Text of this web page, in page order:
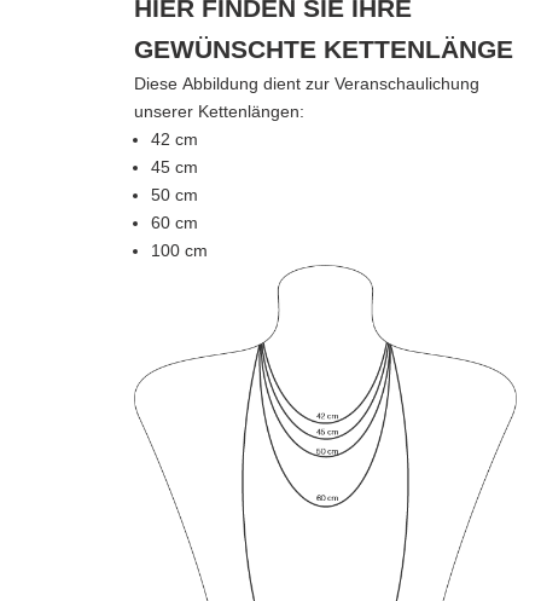
HIER FINDEN SIE IHRE
GEWÜNSCHTE KETTENLÄNGE
Diese Abbildung dient zur Veranschaulichung
unserer Kettenlängen:
42 cm
45 cm
50 cm
60 cm
100 cm